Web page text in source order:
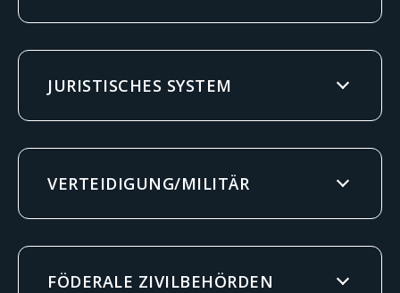
JURISTISCHES SYSTEM
VERTEIDIGUNG/MILITÄR
FÖDERALE ZIVILBEHÖRDEN